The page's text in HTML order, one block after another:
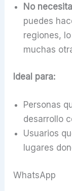
No
puedes
regiones,
muchas
Ideal para:
Personas
desarrollo
Usuarios
lugares
WhatsApp